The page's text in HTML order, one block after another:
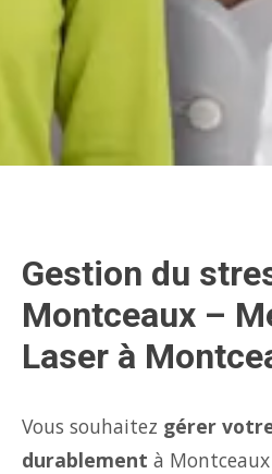
Gestion du
Montceaux –
Laser à
Vous souhaitez gérer
durablement à